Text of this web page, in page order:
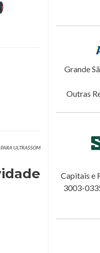
ULTRASSOM
Grande
Outras
Capitais e
3003-